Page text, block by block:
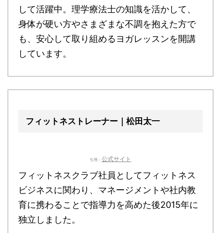
して活躍中。理学療法士の知識を活かして、
身体が硬い方やさまざまな不調を抱えた方で
も、安心して取り組めるヨガレッスンを開講
しています。
フィットネストレーナー｜松田太一
引用： 公式サイト
フィットネスクラブ社員としてフィットネス
ビジネスに関わり、マネージメントや社内教
育に携わることで指導力を高めた後2015年に
独立しました。